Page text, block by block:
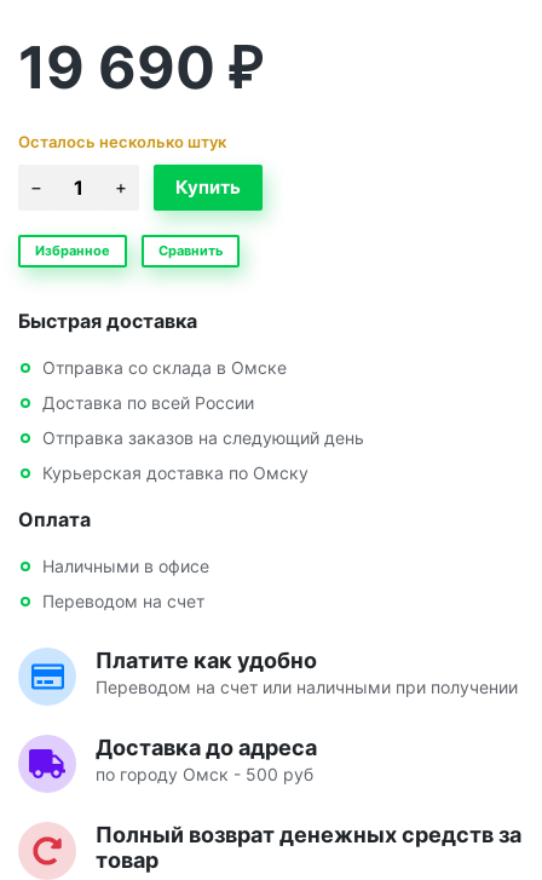
19 690 ₽
Осталось несколько штук
Избранное Сравнить
Быстрая доставка
Отправка со склада в Омске
Доставка по всей России
Отправка заказов на следующий день
Курьерская доставка по Омску
Оплата
Наличными в офисе
Переводом на счет
Платите как удобно
Переводом на счет или наличными при получении
Доставка до адреса
по городу Омск - 500 руб
Полный возврат денежных средств за
товар